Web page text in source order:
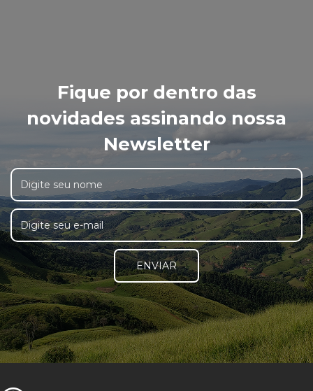
Fique por dentro das
novidades assinando nossa
Newsletter
ENVIAR